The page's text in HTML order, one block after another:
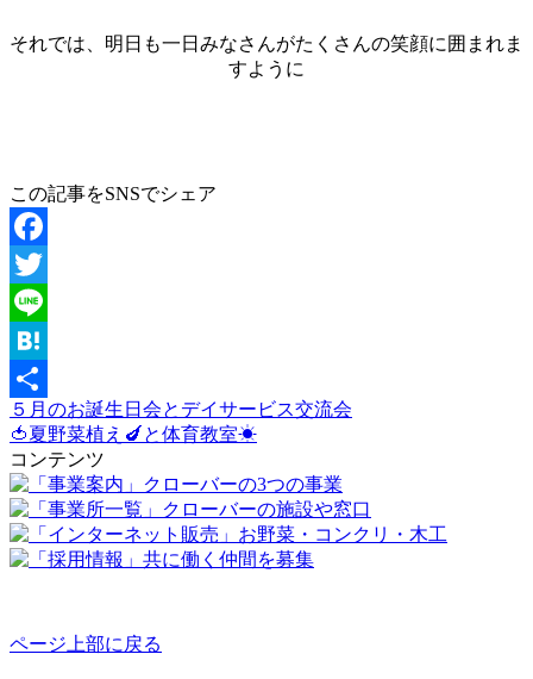
それでは、明日も一日みなさんがたくさんの笑顔に囲まれま
すように
この記事をSNSでシェア
Facebook
Twitter
Line
Hatena
共
有
５月のお誕生日会とデイサービス交流会
🍅夏野菜植え🍆と体育教室☀
コンテンツ
ページ上部に戻る